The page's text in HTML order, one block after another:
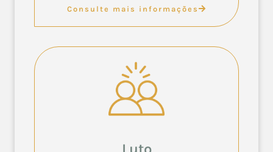
Consulte mais informações